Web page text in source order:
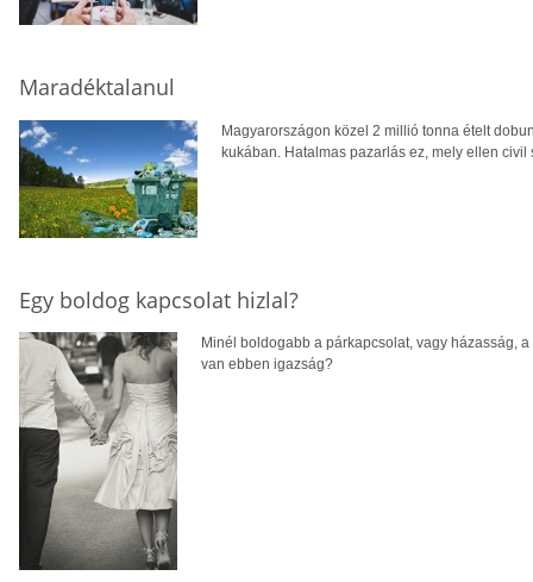
Maradéktalanul
Magyarországon közel 2 millió tonna ételt
kukában. Hatalmas pazarlás ez, mely ellen civil
Egy boldog kapcsolat hizlal?
Minél boldogabb a párkapcsolat, vagy házasság,
van ebben igazság?